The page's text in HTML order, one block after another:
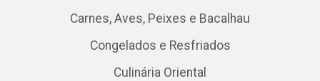
Carnes, Aves, Peixes e Bacalhau
Congelados e Resfriados
Culinária Oriental